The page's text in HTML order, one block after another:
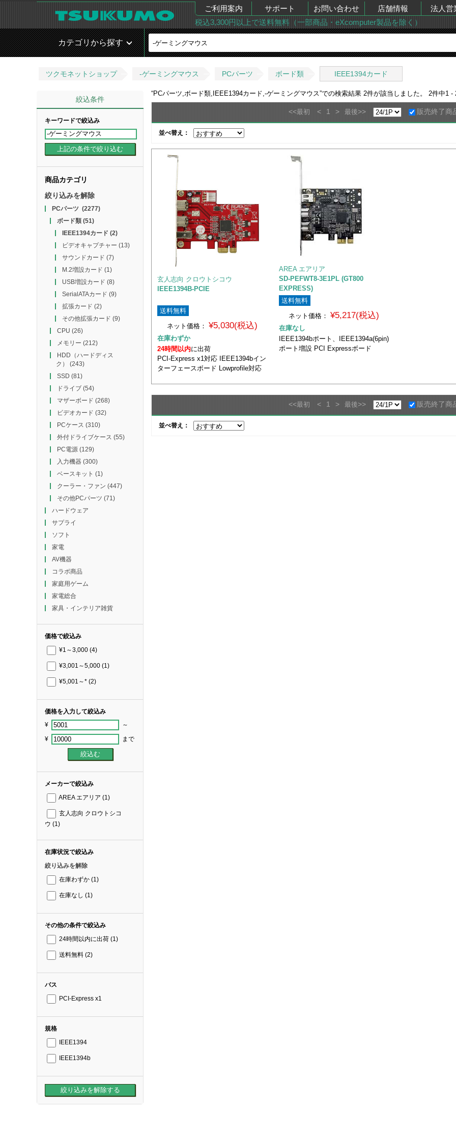
ご利用案内 サポート お問い合わせ 店舗情報 法人営
税込3,300円以上で送料無料（一部商品・eXcomputer製品を除く）
カテゴリから探す
ツクモネットショップ -ゲーミングマウス PCパーツ ボード類 IEEE1394カード
絞込条件
キーワードで絞込み
商品カテゴリ
絞り込みを解除
PCパーツ (2277)
ボード類(51)
IEEE1394カード (2)
ビデオキャプチャー (13)
サウンドカード (7)
M.2増設カード (1)
USB増設カード (8)
SerialATAカード (9)
拡張カード (2)
その他拡張カード (9)
CPU (26)
メモリー (212)
HDD（ハードディス
ク）
(243)
SSD (81)
ドライブ(54)
マザーボード (268)
ビデオカード (32)
PCケース (310)
外付ドライブケース (55)
PC電源(129)
入力機器(300)
ベースキット (1)
クーラー・ファン (447)
その他PCパーツ (71)
ハードウェア
サプライ
ソフト
家電
AV機器
コラボ商品
家庭用ゲーム
家電総合
家具・インテリア雑貨
価格で絞込み
¥1～3,000 (4)
¥3,001～5,000 (1)
¥5,001～* (2)
価格を入力して絞込み
¥ ～
¥ まで
メーカーで絞込み
AREA エアリア (1)
玄人志向 クロウトシコ
ウ (1)
在庫状況で絞込み
絞り込みを解除
在庫わずか (1)
在庫なし (1)
その他の条件で絞込み
24時間以内に出荷 (1)
送料無料 (2)
バス
PCI-Express x1
規格
IEEE1394
IEEE1394b
“PCパーツ,ボード類,IEEE1394カード,-ゲーミングマウス”での検索結果 2件が該当しました。 2件中1 -
<<最初 < 1 > 最後>> 販売終了商
並べ替え：
玄人志向 クロウトシコウ
IEEE1394B-PCIE
送料無料
ネット価格： ¥5,030(税込)
在庫わずか
24時間以内に出荷
PCI-Express x1対応 IEEE1394bイン
ターフェースボード Lowprofile対応
AREA エアリア
SD-PEFWT8-3E1PL (GT800
EXPRESS)
送料無料
ネット価格： ¥5,217(税込)
在庫なし
IEEE1394bポート、IEEE1394a(6pin)
ポート増設 PCI Expressボード
<<最初 < 1 > 最後>> 販売終了商
並べ替え：